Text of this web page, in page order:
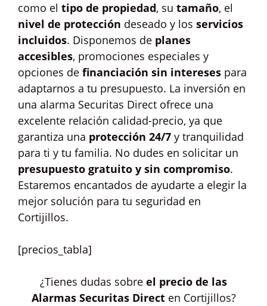
como el tipo de propiedad, su tamaño, el
nivel de protección deseado y los servicios
incluidos. Disponemos de planes
accesibles, promociones especiales y
opciones de financiación sin intereses para
adaptarnos a tu presupuesto. La inversión en
una alarma Securitas Direct ofrece una
excelente relación calidad-precio, ya que
garantiza una protección 24/7 y tranquilidad
para ti y tu familia. No dudes en solicitar un
presupuesto gratuito y sin compromiso.
Estaremos encantados de ayudarte a elegir la
mejor solución para tu seguridad en
Cortijillos.
[precios_tabla]
¿Tienes dudas sobre el precio de las
Alarmas Securitas Directen Cortijillos?